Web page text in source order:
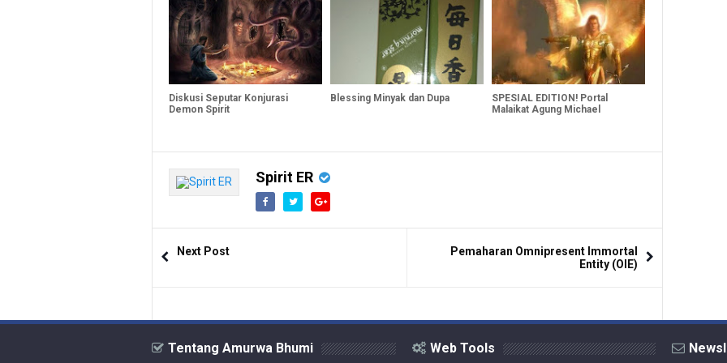
Diskusi Seputar Konjurasi
Demon Spirit
Blessing Minyak dan Dupa
SPESIAL EDITION! Portal
Malaikat Agung Michael
Spirit ER
Next Post
Pemaharan Omnipresent Immortal
Entity (OIE)
Tentang Amurwa Bhumi Web Tools